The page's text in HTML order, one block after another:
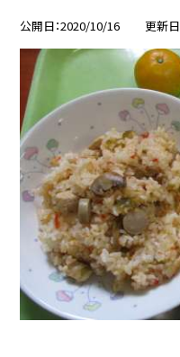
公開日 2020/10/16 更新日